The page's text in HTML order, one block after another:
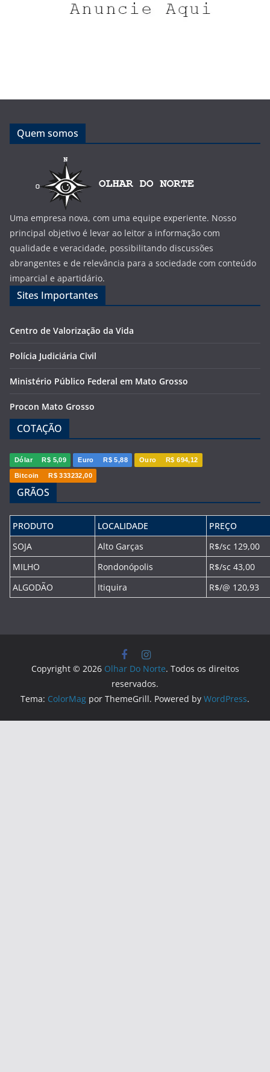
Quem somos
Uma empresa nova, com uma equipe experiente. Nosso
principal objetivo é levar ao leitor a informação com
qualidade e veracidade, possibilitando discussões
abrangentes e de relevância para a sociedade com conteúdo
imparcial e apartidário.
Sites Importantes
Centro de Valorização da Vida
Polícia Judiciária Civil
Ministério Público Federal em Mato Grosso
Procon Mato Grosso
COTAÇÃO
Dólar R$ 5,09 Euro R$ 5,88 Ouro R$ 694,12
Bitcoin R$ 333232,00
GRÃOS
PRODUTO LOCALIDADE
PREÇO
SOJA
Alto Garças
R$/sc 129,00
MILHO
Rondonópolis
R$/sc 43,00
ALGODÃO
Itiquira R$/@ 120,93
Copyright © 2026 Olhar Do Norte. Todos os direitos
reservados.
Tema: ColorMag por ThemeGrill. Powered by WordPress.